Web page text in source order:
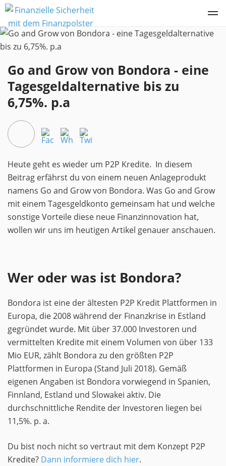
Go and Grow von Bondora - eine
Tagesgeldalternative bis zu
6,75%. p.a
Kommentare
Heute geht es wieder um P2P Kredite. In diesem
Beitrag erfährst du von einem neuen Anlageprodukt
namens Go and Grow von Bondora. Was Go and Grow
mit einem Tagesgeldkonto gemeinsam hat und welche
sonstige Vorteile diese neue Finanzinnovation hat,
wollen wir uns im heutigen Artikel genauer anschauen.
Wer oder was ist Bondora?
Bondora ist eine der ältesten P2P Kredit Plattformen in
Europa, die 2008 während der Finanzkrise in Estland
gegründet wurde. Mit über 37.000 Investoren und
vermittelten Kredite mit einem Volumen von über 133
Mio EUR, zählt Bondora zu den größten P2P
Plattformen in Europa (Stand Juli 2018). Gemäß
eigenen Angaben ist Bondora vorwiegend in Spanien,
Finnland, Estland und Slowakei aktiv. Die
durchschnittliche Rendite der Investoren liegen bei
11,5%. p. a.
Du bist noch nicht so vertraut mit dem Konzept P2P
Kredite? Dann informiere dich hier.